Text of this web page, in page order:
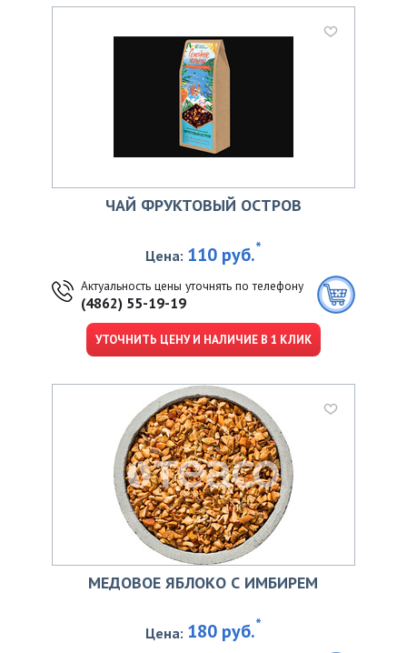
ЧАЙ ФРУКТОВЫЙ ОСТРОВ
Цена: 110 руб.*
Актуальность цены уточнять по телефону
(4862) 55-19-19
УТОЧНИТЬ ЦЕНУ И НАЛИЧИЕ В 1 КЛИК
МЕДОВОЕ ЯБЛОКО С ИМБИРЕМ
Цена: 180 руб.*